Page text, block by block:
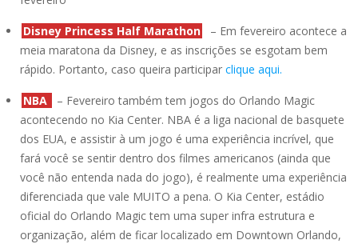
Disney Princess Half Marathon
– Em fevereiro acontece a
meia maratona da Disney, e as inscrições se esgotam bem
rápido. Portanto, caso queira participar clique aqui.
NBA
– Fevereiro também tem jogos do Orlando Magic
acontecendo no Kia Center. NBA é a liga nacional de basquete
dos EUA, e assistir à um jogo é uma experiência incrível, que
fará você se sentir dentro dos filmes americanos (ainda que
você não entenda nada do jogo), é realmente uma experiência
diferenciada que vale MUITO a pena. O Kia Center, estádio
oficial do Orlando Magic tem uma super infra estrutura e
organização, além de ficar localizado em Downtown Orlando,